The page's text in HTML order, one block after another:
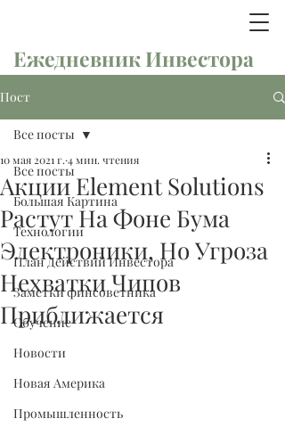
Ежедневник Инвестора
Пост
Все посты
Большая Картина
Технологии
План Действий Инвестора
Заметки финсоветника
Обучение
Новости
Новая Америка
Промышленность
Все посты
Акции Element Solutions
Растут На Фоне Бума
Электроники, Но Угроза
Нехватки Чипов
Приближается
10 мая 2021 г. 4 мин. чтения